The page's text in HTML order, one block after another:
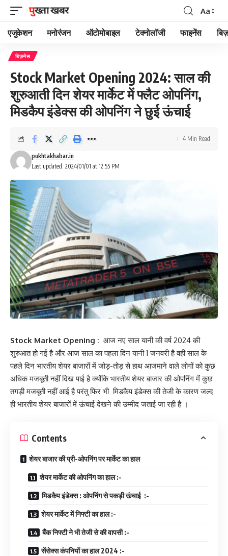
Font
Resizer
Aa
एजुकेशन मनोरंजन ऑटोमोबाइल टेक्नोलॉजी फाइनेंस
बिज़नेस
Stock Market Opening 2024: साल की
शुरुआती दिन शेयर मार्केट में फ्लैट ओपनिंग,
मिडकैप इंडेक्स की ओपनिंग ने छुई ऊंचाई
Last updated: 2024/01/01 at 12:55 PM
pukhtakhabar.in
4 Min Read
Stock Market Opening : आज नए साल यानी की वर्ष 2024 की
शुरुआत हो गई है और आज साल का पहला दिन यानी 1 जनवरी है वही साल के
पहले दिन भारतीय शेयर बाजारों में जोड़-तोड़ से हाथ आजमाने वाले लोगों को कुछ
अधिक मजबूती नहीं दिख पाई है क्योंकि भारतीय शेयर बाजार की ओपनिंग में कुछ
तगड़ी मजबूती नहीं आई है परंतु फिर भी मिडकैप इंडेक्स की तेजी के कारण जल्द
ही भारतीय शेयर बाजारों में ऊंचाई देखने की उम्मीद जताई जा रही है ।
Contents
शेयर बाजार की प्री-ओपनिंग पर मार्केट का हाल
शेयर मार्केट की ओपनिंग का हाल :-
मिडकैप इंडेक्स : ओपनिंग से पकड़ी ऊंचाई :-
शेयर मार्केट में निफ्टी का हाल :-
बैंक निफ्टी ने भी तेजी से की वापसी :-
सेंसेक्स कंपनियों का हाल 2024 :-